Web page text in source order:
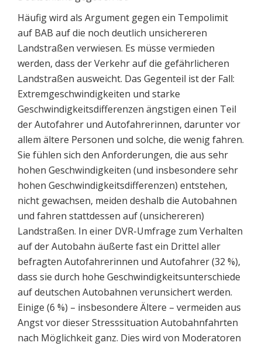
Häufig wird als Argument gegen ein Tempolimit
auf BAB auf die noch deutlich unsichereren
Landstraßen verwiesen. Es müsse vermieden
werden, dass der Verkehr auf die gefährlicheren
Landstraßen ausweicht. Das Gegenteil ist der Fall:
Extremgeschwindigkeiten und starke
Geschwindigkeitsdifferenzen ängstigen einen Teil
der Autofahrer und Autofahrerinnen, darunter vor
allem ältere Personen und solche, die wenig fahren.
Sie fühlen sich den Anforderungen, die aus sehr
hohen Geschwindigkeiten (und insbesondere sehr
hohen Geschwindigkeitsdifferenzen) entstehen,
nicht gewachsen, meiden deshalb die Autobahnen
und fahren stattdessen auf (unsichereren)
Landstraßen. In einer DVR-Umfrage zum Verhalten
auf der Autobahn äußerte fast ein Drittel aller
befragten Autofahrerinnen und Autofahrer (32 %),
dass sie durch hohe Geschwindigkeitsunterschiede
auf deutschen Autobahnen verunsichert werden.
Einige (6 %) – insbesondere Ältere – vermeiden aus
Angst vor dieser Stresssituation Autobahnfahrten
nach Möglichkeit ganz. Dies wird von Moderatoren